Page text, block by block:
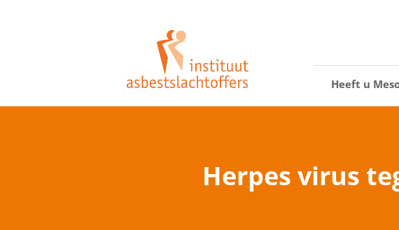
Heeft u
Herpes virus